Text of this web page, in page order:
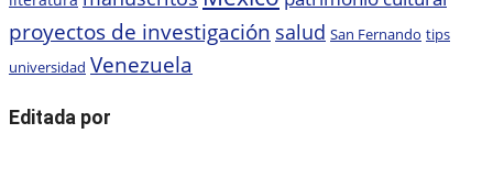
proyectos de investigación salud San Fernando tips
universidad Venezuela
Editada por